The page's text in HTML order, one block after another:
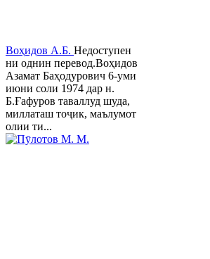
Воҳидов А.Б. Недоступен
ни однин перевод.Воҳидов
Азамат Баҳодурович 6-уми
июни соли 1974 дар н.
Б.Ғафуров таваллуд шуда,
миллаташ тоҷик, маълумот
олии ти...